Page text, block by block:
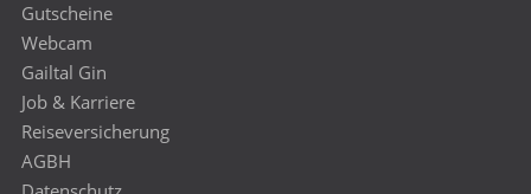
Gutscheine
Webcam
Gailtal Gin
Job & Karriere
Reiseversicherung
AGBH